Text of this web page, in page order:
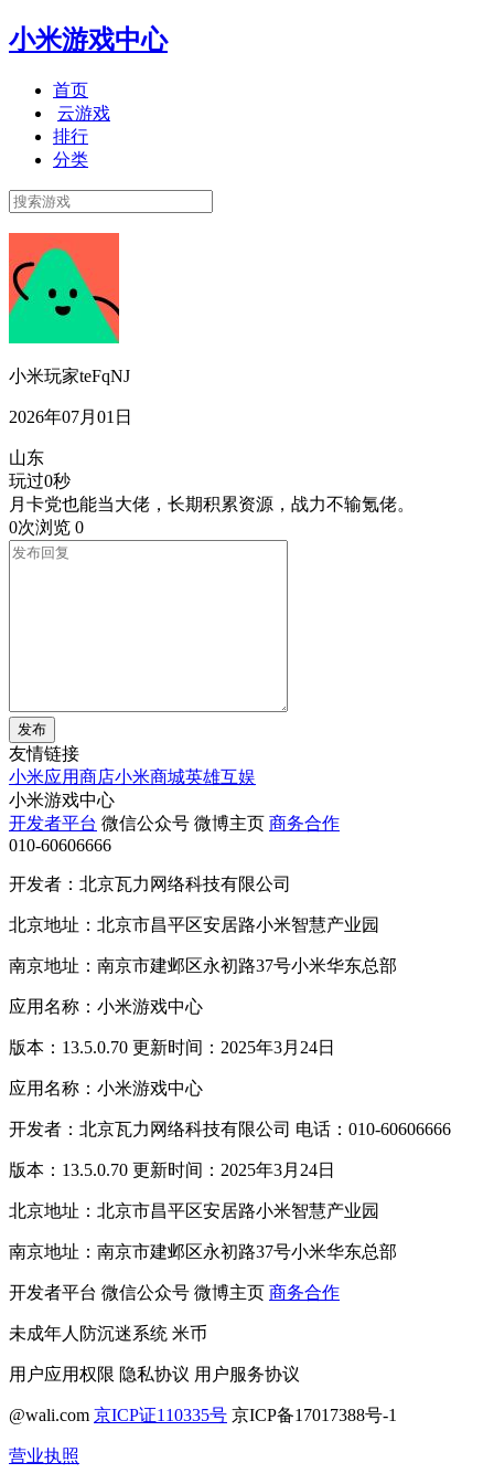
小米游戏中心
首页
云游戏
排行
分类
小米玩家teFqNJ
2026年07月01日
山东
玩过0秒
月卡党也能当大佬，长期积累资源，战力不输氪佬。
0次浏览 0
发布
友情链接
小米应用商店小米商城英雄互娱
小米游戏中心
开发者平台 微信公众号 微博主页 商务合作
010-60606666
开发者：北京瓦力网络科技有限公司
北京地址：北京市昌平区安居路小米智慧产业园
南京地址：南京市建邺区永初路37号小米华东总部
应用名称：小米游戏中心
版本：13.5.0.70 更新时间：2025年3月24日
应用名称：小米游戏中心
开发者：北京瓦力网络科技有限公司 电话：010-60606666
版本：13.5.0.70 更新时间：2025年3月24日
北京地址：北京市昌平区安居路小米智慧产业园
南京地址：南京市建邺区永初路37号小米华东总部
开发者平台 微信公众号 微博主页 商务合作
未成年人防沉迷系统 米币
用户应用权限 隐私协议 用户服务协议
@wali.com 京ICP证110335号 京ICP备17017388号-1
营业执照